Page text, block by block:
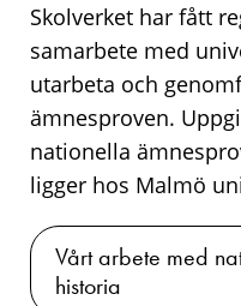
Skolverket har fått
samarbete med
utarbeta och
ämnesproven.
nationella
ligger hos Malmö
Vårt arbete med
historia